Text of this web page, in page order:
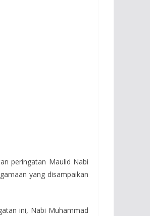
peringatan Maulid Nabi
yang disampaikan
ini, Nabi Muhammad